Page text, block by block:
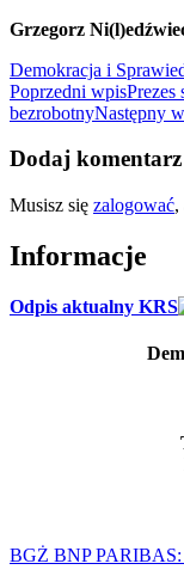
Grzegorz
Demokracja i
Nawigacja
wpisu
Poprzedni wpisPrezes
bezrobotnyNastępny
Dodaj komentarz
Musisz się zalogować,
Informacje
Odpis aktualny KRS
BGŻ BNP PARIBAS: